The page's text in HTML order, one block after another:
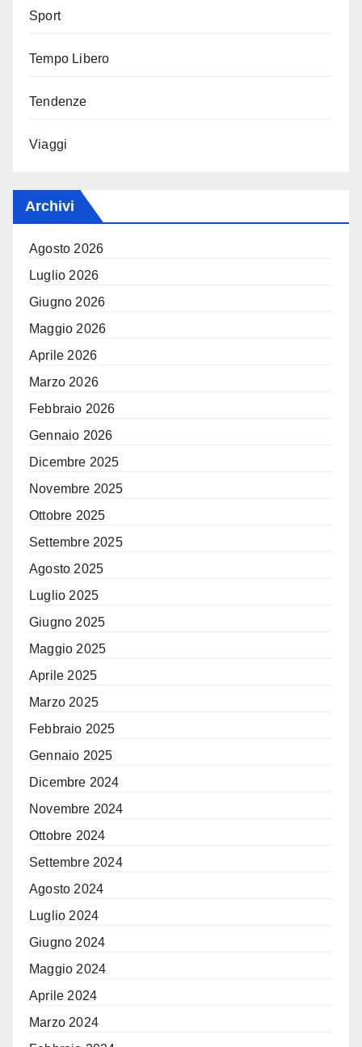
Sport
Tempo Libero
Tendenze
Viaggi
Archivi
Agosto 2026
Luglio 2026
Giugno 2026
Maggio 2026
Aprile 2026
Marzo 2026
Febbraio 2026
Gennaio 2026
Dicembre 2025
Novembre 2025
Ottobre 2025
Settembre 2025
Agosto 2025
Luglio 2025
Giugno 2025
Maggio 2025
Aprile 2025
Marzo 2025
Febbraio 2025
Gennaio 2025
Dicembre 2024
Novembre 2024
Ottobre 2024
Settembre 2024
Agosto 2024
Luglio 2024
Giugno 2024
Maggio 2024
Aprile 2024
Marzo 2024